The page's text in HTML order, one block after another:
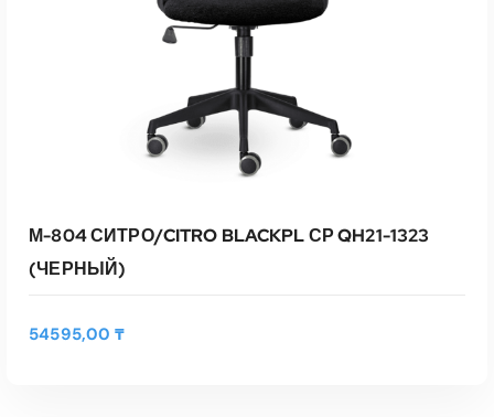
М-804 СИТРО/CITRO BLACKPL СР QH21-1323
(ЧЕРНЫЙ)
54595,00₸